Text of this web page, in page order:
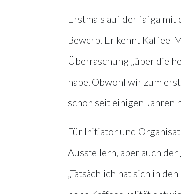
Erstmals auf der fafga mit
Bewerb. Er kennt Kaffee-
Überraschung „über die
habe. Obwohl wir zum
schon seit einigen Jahren
Für Initiator und
Ausstellern, aber auch
„Tatsächlich hat sich in